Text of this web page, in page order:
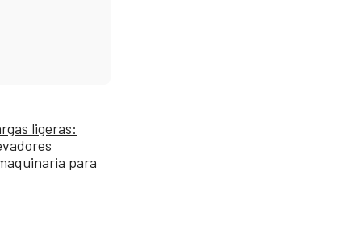
ligeras:
para